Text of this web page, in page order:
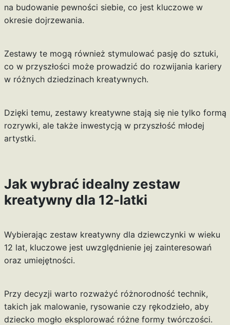
na budowanie pewności siebie, co jest kluczowe w
okresie dojrzewania.
Zestawy te mogą również stymulować pasję do sztuki,
co w przyszłości może prowadzić do rozwijania kariery
w różnych dziedzinach kreatywnych.
Dzięki temu, zestawy kreatywne stają się nie tylko formą
rozrywki, ale także inwestycją w przyszłość młodej
artystki.
Jak wybrać idealny zestaw
kreatywny dla 12-latki
Wybierając zestaw kreatywny dla dziewczynki w wieku
12 lat, kluczowe jest uwzględnienie jej zainteresowań
oraz umiejętności.
Przy decyzji warto rozważyć różnorodność technik,
takich jak malowanie, rysowanie czy rękodzieło, aby
dziecko mogło eksplorować różne formy twórczości.